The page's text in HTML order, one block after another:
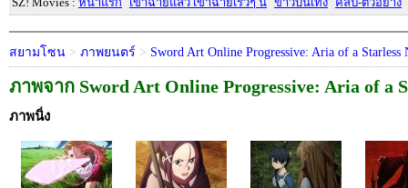
สยามโซน > ภาพยนตร์ > Sword Art Online Progressive: Aria of a Starless
ภาพจาก Sword Art Online Progressive: Aria of a
ภาพนิ่ง